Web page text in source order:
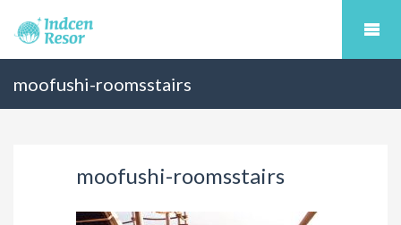
moofushi-roomsstairs
moofushi-roomsstairs